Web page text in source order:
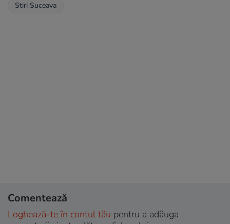
Stiri Suceava
Comentează
Loghează-te în contul tău pentru a adăuga